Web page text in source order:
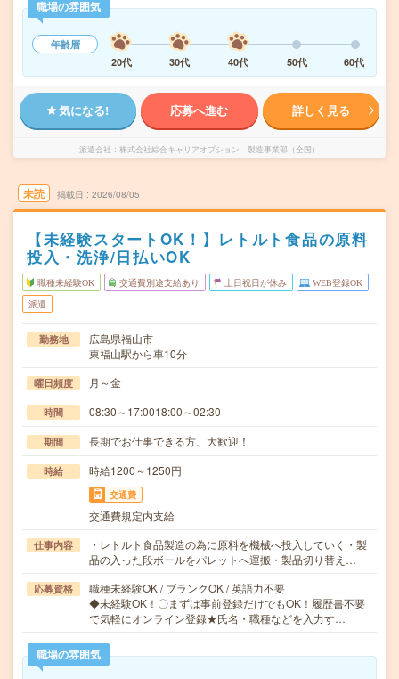
職場の雰囲気
年齢層
20代
30代 40代 50代 60代
気になる! 応募へ進む 詳しく見る
派遣会社 株式会社綜合キャリアオプション 製造事業部（全国）
未読 掲載日 2026/08/05
【未経験スタートOK！】レトルト食品の原料
投入・洗浄/日払いOK
職種未経験OK 交通費別途支給あり 土日祝日が休み WEB登録OK
派遣
勤務地
広島県福山市
東福山駅から車10分
曜日頻度 月～金
時間 08:30～17:0018:00～02:30
期間 長期でお仕事できる方、大歓迎！
時給 時給1200～1250円
交通費
交通費規定内支給
仕事内容
・レトルト食品製造の為に原料を機械へ投入していく・製
品の入った段ボールをパレットへ運搬・製品切り替え…
応募資格
職種未経験OK / ブランクOK / 英語力不要
◆未経験OK！〇まずは事前登録だけでもOK！履歴書不要
で気軽にオンライン登録★氏名・職種などを入力す…
職場の雰囲気